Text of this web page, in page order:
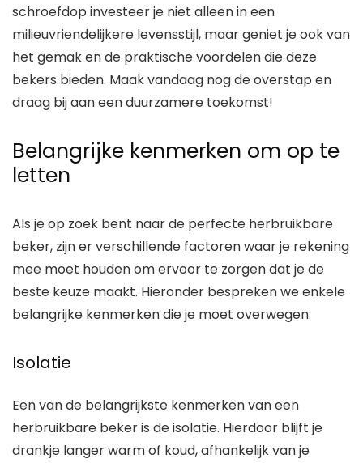
schroefdop investeer je niet alleen in een
milieuvriendelijkere levensstijl, maar geniet je ook van
het gemak en de praktische voordelen die deze
bekers bieden. Maak vandaag nog de overstap en
draag bij aan een duurzamere toekomst!
Belangrijke kenmerken om op te
letten
Als je op zoek bent naar de perfecte herbruikbare
beker, zijn er verschillende factoren waar je rekening
mee moet houden om ervoor te zorgen dat je de
beste keuze maakt. Hieronder bespreken we enkele
belangrijke kenmerken die je moet overwegen:
Isolatie
Een van de belangrijkste kenmerken van een
herbruikbare beker is de isolatie. Hierdoor blijft je
drankje langer warm of koud, afhankelijk van je